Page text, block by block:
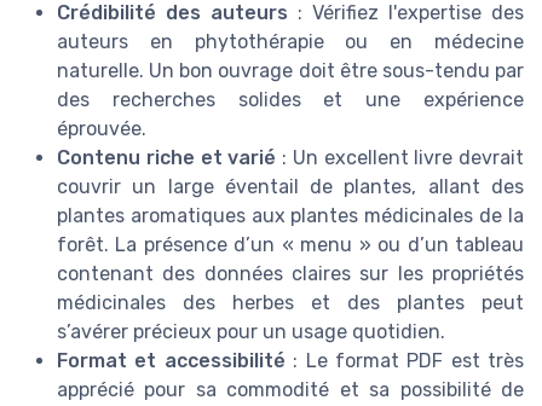
Crédibilité des auteurs : Vérifiez l'expertise des
auteurs en phytothérapie ou en médecine
naturelle. Un bon ouvrage doit être sous-tendu par
des recherches solides et une expérience
éprouvée.
Contenu riche et varié : Un excellent livre devrait
couvrir un large éventail de plantes, allant des
plantes aromatiques aux plantes médicinales de la
forêt. La présence d’un « menu » ou d’un tableau
contenant des données claires sur les propriétés
médicinales des herbes et des plantes peut
s’avérer précieux pour un usage quotidien.
Format et accessibilité : Le format PDF est très
apprécié pour sa commodité et sa possibilité de